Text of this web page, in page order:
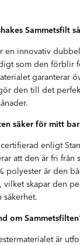
Sammetsfilt
en innovativ
som den förblir
garanterar
den till det
säker för mitt
enligt
att den är fri från
polyester är den
vilket skapar den
säkerhet.
om
är